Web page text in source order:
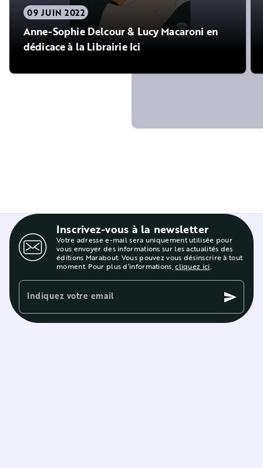
09 JUIN 2022
Anne-Sophie Delcour & Lucy Macaroni en
dédicace à la Librairie Ici
Inscrivez-vous à la newsletter
Votre adresse e-mail sera uniquement utilisée pour
vous envoyer des informations sur les actualités des
éditions Marabout. Vous pouvez vous désinscrire à tout
moment. Pour plus d’informations,cliquez ici.
Indiquez votre email send